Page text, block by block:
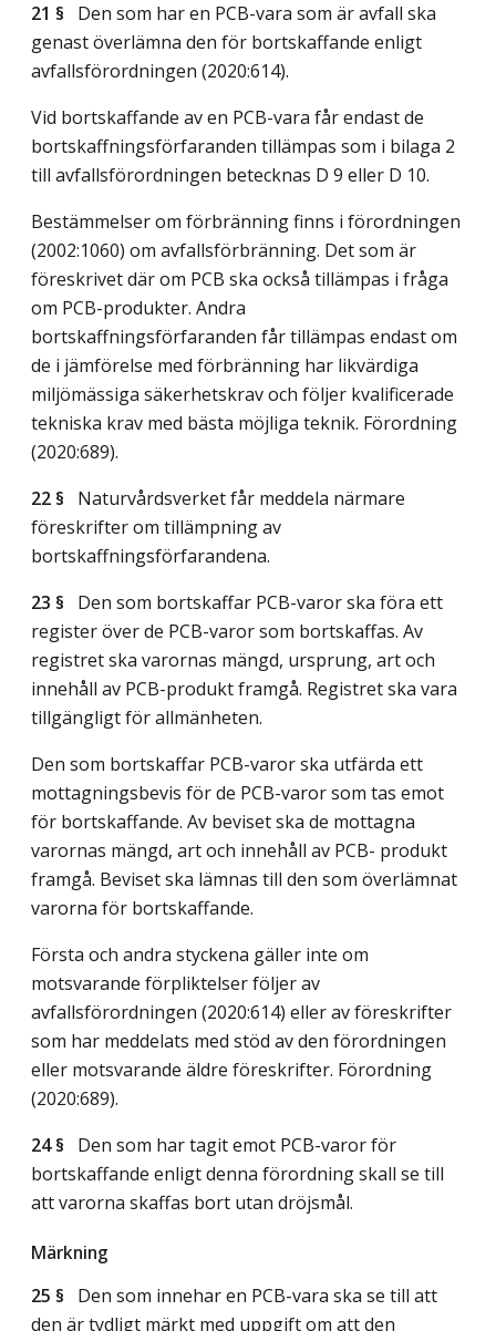
21 § Den som har en PCB-vara som är avfall ska
genast överlämna den för bortskaffande enligt
avfallsförordningen (2020:614).
Vid bortskaffande av en PCB-vara får endast de
bortskaffningsförfaranden tillämpas som i bilaga 2
till avfallsförordningen betecknas D 9 eller D 10.
Bestämmelser om förbränning finns i förordningen
(2002:1060) om avfallsförbränning. Det som är
föreskrivet där om PCB ska också tillämpas i fråga
om PCB-produkter. Andra
bortskaffningsförfaranden får tillämpas endast om
de i jämförelse med förbränning har likvärdiga
miljömässiga säkerhetskrav och följer kvalificerade
tekniska krav med bästa möjliga teknik. Förordning
(2020:689).
22 § Naturvårdsverket får meddela närmare
föreskrifter om tillämpning av
bortskaffningsförfarandena.
23 § Den som bortskaffar PCB-varor ska föra ett
register över de PCB-varor som bortskaffas. Av
registret ska varornas mängd, ursprung, art och
innehåll av PCB-produkt framgå. Registret ska vara
tillgängligt för allmänheten.
Den som bortskaffar PCB-varor ska utfärda ett
mottagningsbevis för de PCB-varor som tas emot
för bortskaffande. Av beviset ska de mottagna
varornas mängd, art och innehåll av PCB- produkt
framgå. Beviset ska lämnas till den som överlämnat
varorna för bortskaffande.
Första och andra styckena gäller inte om
motsvarande förpliktelser följer av
avfallsförordningen (2020:614) eller av föreskrifter
som har meddelats med stöd av den förordningen
eller motsvarande äldre föreskrifter. Förordning
(2020:689).
24 § Den som har tagit emot PCB-varor för
bortskaffande enligt denna förordning skall se till
att varorna skaffas bort utan dröjsmål.
Märkning
25 § Den som innehar en PCB-vara ska se till att
den är tydligt märkt med uppgift om att den